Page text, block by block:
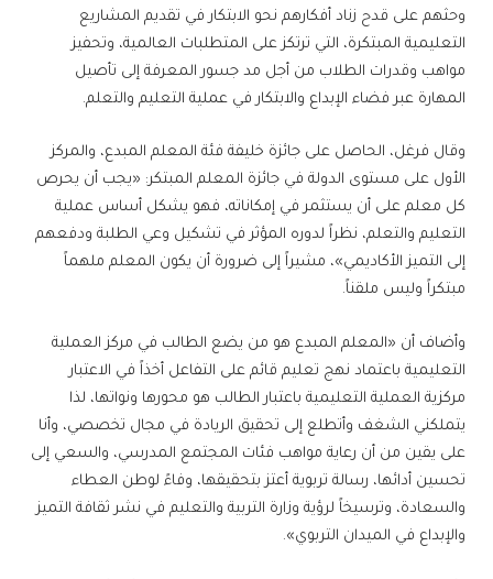
وحثهم على قدح زناد أفكارهم نحو الابتكار في تقديم المشاريع
التعليمية المبتكرة، التي ترتكز على المتطلبات العالمية، وتحفيز
مواهب وقدرات الطلاب من أجل مد جسور المعرفة إلى تأصيل
المهارة عبر فضاء الإبداع والابتكار في عملية التعليم والتعلم.
وقال فرغل، الحاصل على جائزة خليفة فئة المعلم المبدع، والمركز
الأول على مستوى الدولة في جائزة المعلم المبتكر: «يجب أن يحرص
كل معلم على أن يستثمر في إمكاناته، فهو يشكل أساس عملية
التعليم والتعلم، نظراً لدوره المؤثر في تشكيل وعي الطلبة ودفعهم
إلى التميز الأكاديمي»، مشيراً إلى ضرورة أن يكون المعلم ملهماً
مبتكراً وليس ملقناً.
وأضاف أن «المعلم المبدع هو من يضع الطالب في مركز العملية
التعليمية باعتماد نهج تعليم قائم على التفاعل أخذاً في الاعتبار
مركزية العملية التعليمية باعتبار الطالب هو محورها ونواتها، لذا
يتملكني الشغف وأتطلع إلى تحقيق الريادة في مجال تخصصي، وأنا
على يقين من أن رعاية مواهب فئات المجتمع المدرسي، والسعي إلى
تحسين أدائها، رسالة تربوية أعتز بتحقيقها، وفاءً لوطن العطاء
والسعادة، وترسيخاً لرؤية وزارة التربية والتعليم في نشر ثقافة التميز
والإبداع في الميدان التربوي».